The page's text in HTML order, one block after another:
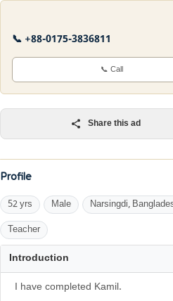
📞 +88-0175-3836811
📞 Call
Share this ad
Profile
52 yrs Male Narsingdi,
Teacher
Introduction
I have completed Kamil.